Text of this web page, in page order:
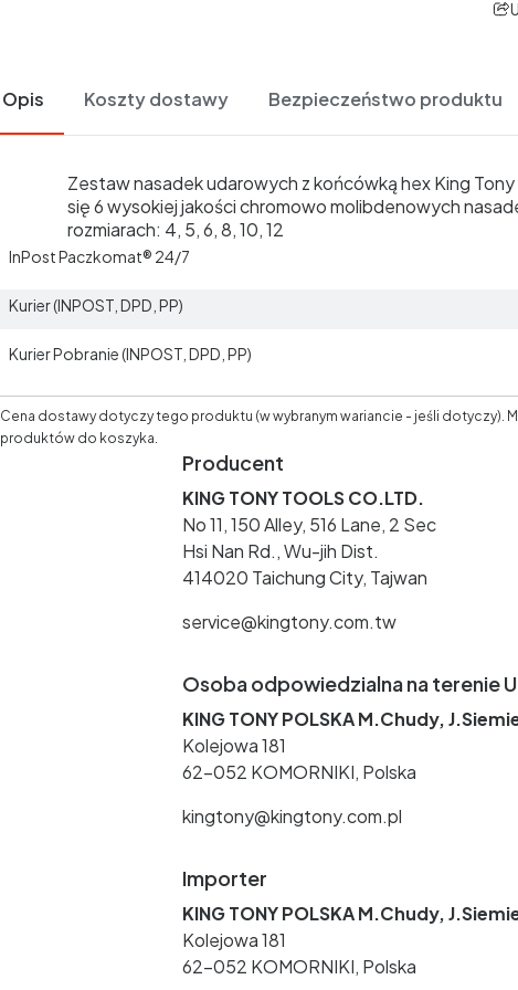
Opis Koszty dostawy Bezpieczeństwo produktu
Zestaw nasadek udarowych z końcówką hex King
się 6 wysokiej jakości chromowo molibdenowych
rozmiarach: 4, 5, 6, 8, 10, 12
InPost Paczkomat® 24/7
Kurier (INPOST, DPD, PP)
Kurier Pobranie (INPOST, DPD, PP)
Cena dostawy dotyczy tego produktu (w wybranym wariancie - jeśli dotyczy).
produktów do koszyka.
Producent
KING TONY TOOLS CO.LTD.
No 11, 150 Alley, 516 Lane, 2 Sec
Hsi Nan Rd., Wu-jih Dist.
414020 Taichung City, Tajwan
service@kingtony.com.tw
Osoba odpowiedzialna na terenie
KING TONY POLSKA M.Chudy,
Kolejowa 181
62-052 KOMORNIKI, Polska
kingtony@kingtony.com.pl
Importer
KING TONY POLSKA M.Chudy,
Kolejowa 181
62-052 KOMORNIKI, Polska